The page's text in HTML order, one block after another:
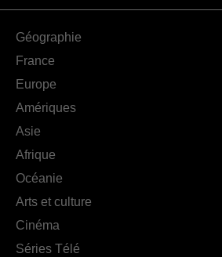
Géographie
France
Europe
Amériques
Asie
Afrique
Océanie
Arts et culture
Cinéma
Séries Télé